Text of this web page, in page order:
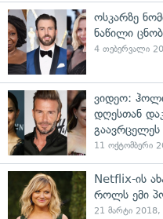
ოსკარზე
ნაწილი
4 თებერვალი
ვიდეო:
დღესთან
გაავრცელეს
11 ოქტომბერი
Netflix-ის
როლს ემი
21 მარტი